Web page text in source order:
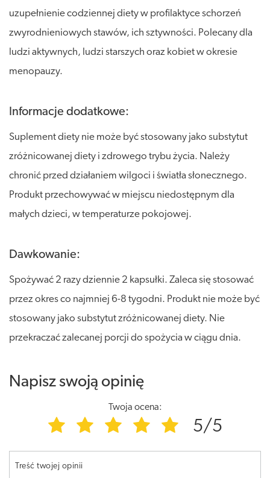
uzupełnienie codziennej diety w profilaktyce schorzeń
zwyrodnieniowych stawów, ich sztywności. Polecany dla
ludzi aktywnych, ludzi starszych oraz kobiet w okresie
menopauzy.
Informacje dodatkowe:
Suplement diety nie może być stosowany jako substytut
zróżnicowanej diety i zdrowego trybu życia. Należy
chronić przed działaniem wilgoci i światła słonecznego.
Produkt przechowywać w miejscu niedostępnym dla
małych dzieci, w temperaturze pokojowej.
Dawkowanie:
Spożywać 2 razy dziennie 2 kapsułki. Zaleca się stosować
przez okres co najmniej 6-8 tygodni. Produkt nie może być
stosowany jako substytut zróżnicowanej diety. Nie
przekraczać zalecanej porcji do spożycia w ciągu dnia.
Napisz swoją opinię
Twoja ocena:
5/5
Treść twojej opinii